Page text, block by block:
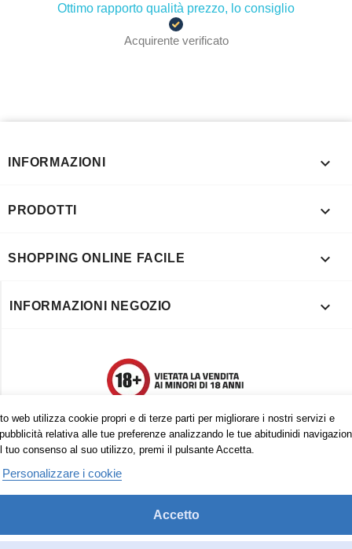
Ottimo rapporto qualità prezzo, lo consiglio
Acquirente verificato
web utilizza cookie propri e di terze parti per migliorare i nostri servizi e
relativa alle tue preferenze analizzando le tue abitudinidi
tuo consenso al suo utilizzo, premi il pulsante Accetta.
Personalizzare i cookie
Accetto
INFORMAZIONI 
PRODOTTI 
SHOPPING ONLINE FACILE 
INFORMAZIONI NEGOZIO 
Trovaci anche su: